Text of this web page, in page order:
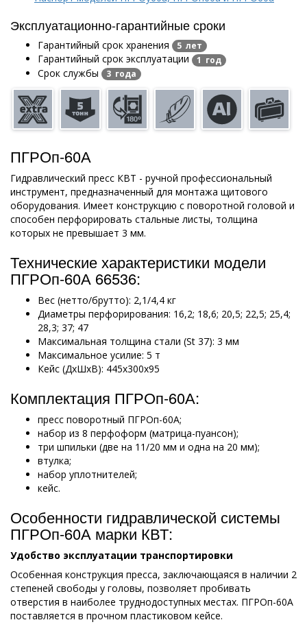
Эксплуатационно-гарантийные сроки
Гарантийный срок хранения 5 лет
Гарантийный срок эксплуатации 1 год
Срок службы 3 года
ПГРОп-60А
Гидравлический пресс КВТ - ручной профессиональный
инструмент, предназначенный для монтажа щитового
оборудования. Имеет конструкцию с поворотной головой и
способен перфорировать стальные листы, толщина
которых не превышает 3 мм.
Технические характеристики модели
ПГРОп-60А 66536:
Вес (нетто/брутто): 2,1/4,4 кг
Диаметры перфорирования: 16,2; 18,6; 20,5; 22,5; 25,4;
28,3; 37; 47
Максимальная толщина стали (St 37): 3 мм
Максимальное усилие: 5 т
Кейс (ДхШхВ): 445х300х95
Комплектация ПГРОп-60А:
пресс поворотный ПГРОп-60А;
набор из 8 перфоформ (матрица-пуансон);
три шпильки (две на 11/20 мм и одна на 20 мм);
втулка;
набор уплотнителей;
кейс.
Особенности гидравлической системы
ПГРОп-60А марки КВТ:
Удобство эксплуатации транспортировки
Особенная конструкция пресса, заключающаяся в наличии 2
степеней свободы у головы, позволяет пробивать
отверстия в наиболее труднодоступных местах. ПГРОп-60А
поставляется в прочном пластиковом кейсе.